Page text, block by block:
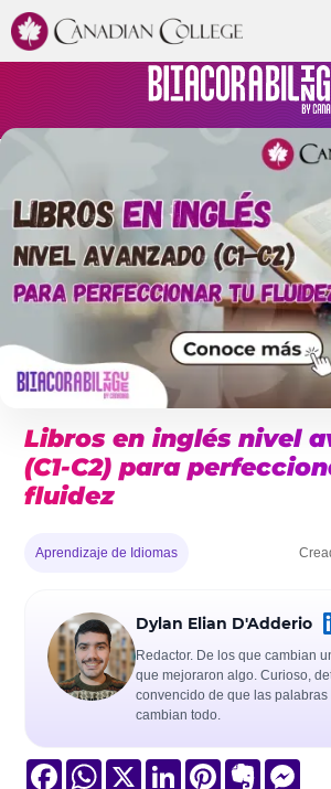
Libros en inglés nivel
(C1-C2) para
fluidez
Aprendizaje de Idiomas
Dylan Elian D'Adderio
Redactor. De los que cambian
que mejoraron algo. Curioso,
convencido de que las
cambian todo.
FacebookWhatsApp
X LinkedInPinterestEvernote